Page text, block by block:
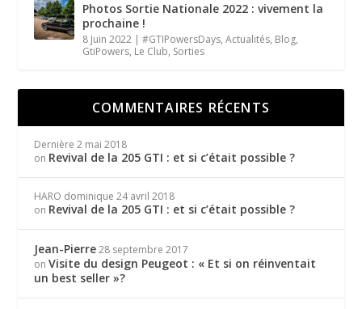
Photos Sortie Nationale 2022 : vivement la
prochaine !
8 Juin 2022 |#GTIPowersDays,Actualités, Blog,
GtiPowers, Le Club, Sorties
COMMENTAIRES RÉCENTS
Dernière 2 mai 2018
on Revival de la 205 GTI : et si c’était possible ?
HARO dominique 24 avril 2018
on Revival de la 205 GTI : et si c’était possible ?
Jean-Pierre 28 septembre 2017
onVisite du design Peugeot : « Et si on réinventait
un best seller »?